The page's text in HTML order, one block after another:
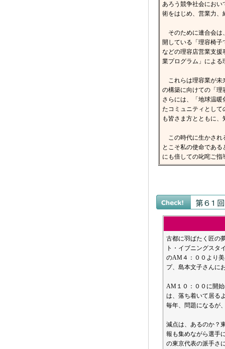
あろう競争社会におい
術をはじめ、営業力、
そのために連合会は
開している「理容椅
などの理容店営業支援
業プログラム」による
これらは理容業が未
の構築に向けての「理
さらには、「地球温
たコミュニティとして
も皆さま方とともに
この時代に生かされ
とこそ私の使命であ
にも倍しての叱咤ご
古都に羽ばたく匠の
ト・イブニングスタ
のAM４：００より
プ、島本文子さんに
AM１０：００に開
は、落ち着いて居る
毎年、問題になるが
減点は、あるのか？
報も集めながら選手
の東京代表の派手さ